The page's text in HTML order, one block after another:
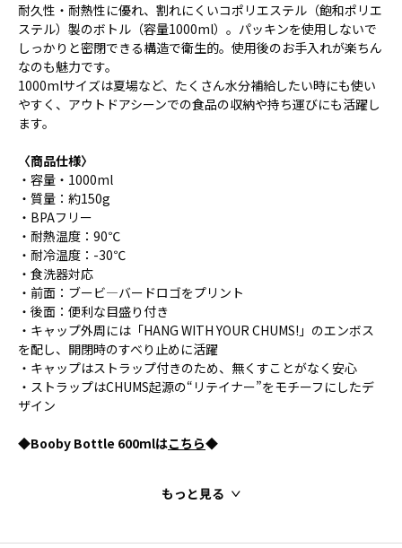
耐久性・耐熱性に優れ、割れにくいコポリエステル（飽和ポリエ
ステル）製のボトル（容量1000ml）。パッキンを使用しないで
しっかりと密閉できる構造で衛生的。使用後のお手入れが楽ちん
なのも魅力です。
1000mlサイズは夏場など、たくさん水分補給したい時にも使い
やすく、アウトドアシーンでの食品の収納や持ち運びにも活躍し
ます。
〈商品仕様〉
・容量・1000ml
・質量：約150g
・BPAフリー
・耐熱温度：90℃
・耐冷温度：-30℃
・食洗器対応
・前面：ブービ―バードロゴをプリント
・後面：便利な目盛り付き
・キャップ外周には「HANG WITH YOUR CHUMS!」のエンボス
を配し、開閉時のすべり止めに活躍
・キャップはストラップ付きのため、無くすことがなく安心
・ストラップはCHUMS起源の“リテイナー”をモチーフにしたデ
ザイン
◆Booby Bottle 600mlはこちら◆
もっと見る